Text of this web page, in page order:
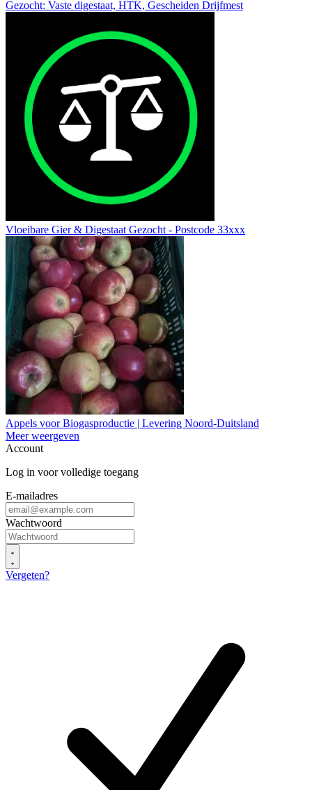
Gezocht: Vaste digestaat, HTK, Gescheiden Drijfmest
Vloeibare Gier & Digestaat Gezocht - Postcode 33xxx
Appels voor Biogasproductie | Levering Noord-Duitsland
Meer weergeven
Account
Log in voor volledige toegang
E-mailadres
Wachtwoord
Vergeten?